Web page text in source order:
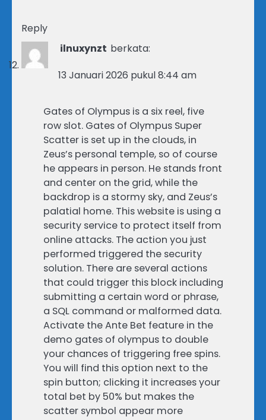
Reply
ilnuxynzt berkata:
13 Januari 2026 pukul 8:44 am
Gates of Olympus is a six reel, five
row slot. Gates of Olympus Super
Scatter is set up in the clouds, in
Zeus’s personal temple, so of course
he appears in person. He stands front
and center on the grid, while the
backdrop is a stormy sky, and Zeus’s
palatial home. This website is using a
security service to protect itself from
online attacks. The action you just
performed triggered the security
solution. There are several actions
that could trigger this block including
submitting a certain word or phrase,
a SQL command or malformed data.
Activate the Ante Bet feature in the
demo gates of olympus to double
your chances of triggering free spins.
You will find this option next to the
spin button; clicking it increases your
total bet by 50% but makes the
scatter symbol appear more